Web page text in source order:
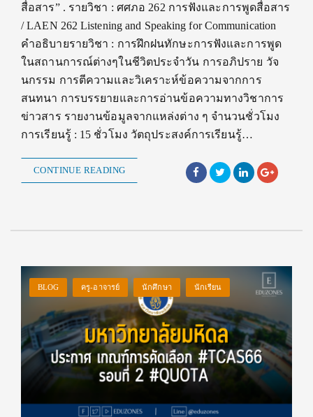
สื่อสาร” . รายวิชา : ศศภอ 262 การฟังและการพูดสื่อสาร
/ LAEN 262 Listening and Speaking for Communication
คำอธิบายรายวิชา : การฝึกฝนทักษะการฟังและการพูด
ในสถานการณ์ต่างๆในชีวิตประจำวัน การอภิปราย วัจ
นกรรม การตีความและวิเคราะห์ข้อความจากการ
สนทนา การบรรยายและการอ่านข้อความทางวิชาการ
ข่าวสาร รายงานข้อมูลจากแหล่งต่าง ๆ จำนวนชั่วโมง
การเรียนรู้ : 15 ชั่วโมง วัตถุประสงค์การเรียนรู้…
CONTINUE READING
BLOG ครู-อาจารย์ นักศึกษา นักเรียน